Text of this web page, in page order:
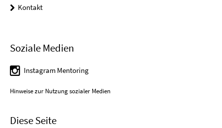
Kontakt
Soziale Medien
Instagram Mentoring
Hinweise zur Nutzung sozialer Medien
Diese Seite